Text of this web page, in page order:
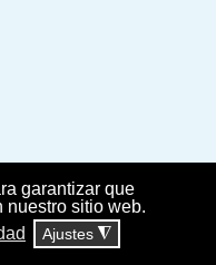
garantizar que
nuestro sitio web.
Ajustes ◮